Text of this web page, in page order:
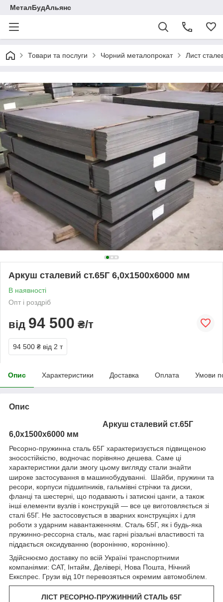
МеталБудАльянс
Товари та послуги Чорний металопрокат Лист
Аркуш сталевий ст.65Г 6,0х1500х6000 мм
В наявності
Опт і роздріб
від 94 500 ₴/т
94 500 ₴ від 2 т
Опис Характеристики Доставка Оплата Умови
Опис
Аркуш сталевий ст.65Г
6,0х1500х6000 мм
Ресорно-пружинна сталь 65Г характеризується підвищеною
зносостійкістю, водночас порівняно дешева. Саме ці
характеристики дали змогу цьому вигляду стали знайти
широке застосування в машинобудуванні.
Шайби, пружини та
ресори, корпуси підшипників, гальмівні стрічки та диски,
фланці та шестерні, що подавають і затискні цанги, а також
інші елементи вузлів і конструкцій — все це виготовляється зі
сталі 65Г. Не застосовується в зварних конструкціях і для
роботи з ударним навантаженням. Сталь 65Г, як і будь-яка
пружинно-рессорна сталь, має гарні різальні властивості та
піддається оксидуванню (воронінню, коронінню).
Здійснюємо доставку по всій Україні транспортними
компаніями: САТ, Інтайм, Делівері, Нова Пошта, Нічний
Еккспрес. Грузи від 10т перевозяться окремим автомобілем.
ЛІСТ РЕСОРНО-ПРУЖИННИЙ СТАЛЬ 65Г